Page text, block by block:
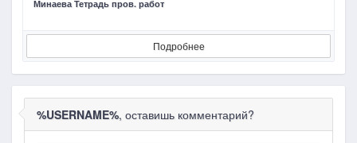
Минаева Тетрадь пров. работ
Подробнее
%USERNAME%, оставишь комментарий?